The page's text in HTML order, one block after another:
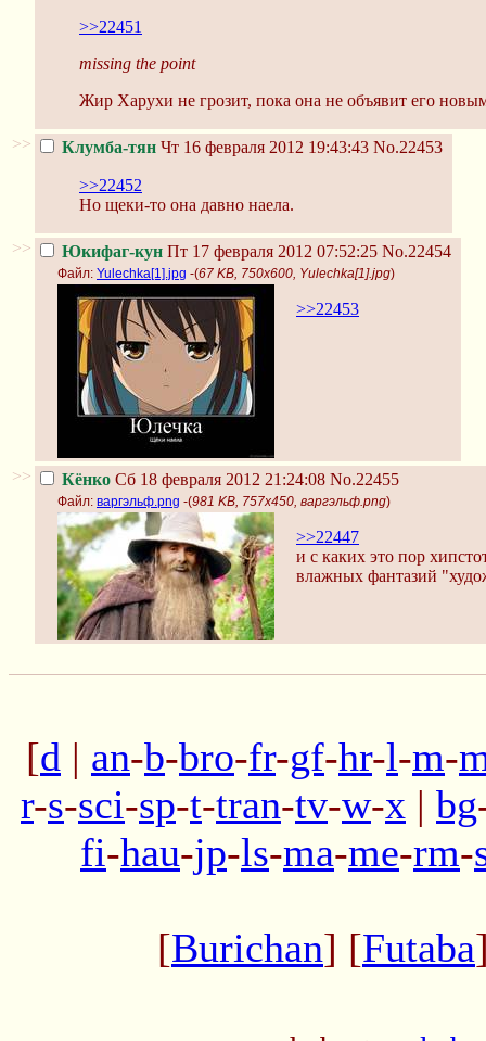
>>22451
missing the point
Жир Харухи не грозит, пока она не объявит его
>> Клумба-тян Чт 16 февраля 2012 19:43:43 No.22453
>>22452
Но щеки-то она давно наела.
>> Юкифаг-кун Пт 17 февраля 2012 07:52:25 No.22454
Файл: Yulechka[1].jpg -(67 KB, 750x600, Yulechka[1].jpg)
>>22453
>> Кёнко Сб 18 февраля 2012 21:24:08 No.22455
Файл: варгэльф.png -(981 KB, 757x450, варгэльф.png)
>>22447
и с каких это пор
влажных фантазий
[d | an-b-bro-fr-gf-hr-l-m-
r-s-sci-sp-t-tran-tv-w-x | bg
fi-hau-jp-ls-ma-me-rm-
[Burichan] [Futaba